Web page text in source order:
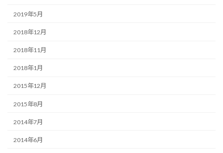
2019年5月
2018年12月
2018年11月
2018年1月
2015年12月
2015年8月
2014年7月
2014年6月